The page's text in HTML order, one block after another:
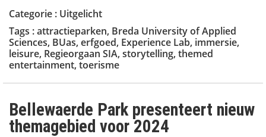
Categorie : Uitgelicht
Tags :attractieparken, Breda University of Applied
Sciences, BUas, erfgoed, Experience Lab, immersie,
leisure, Regieorgaan SIA, storytelling, themed
entertainment, toerisme
Bellewaerde Park presenteert nieuw
themagebied voor 2024